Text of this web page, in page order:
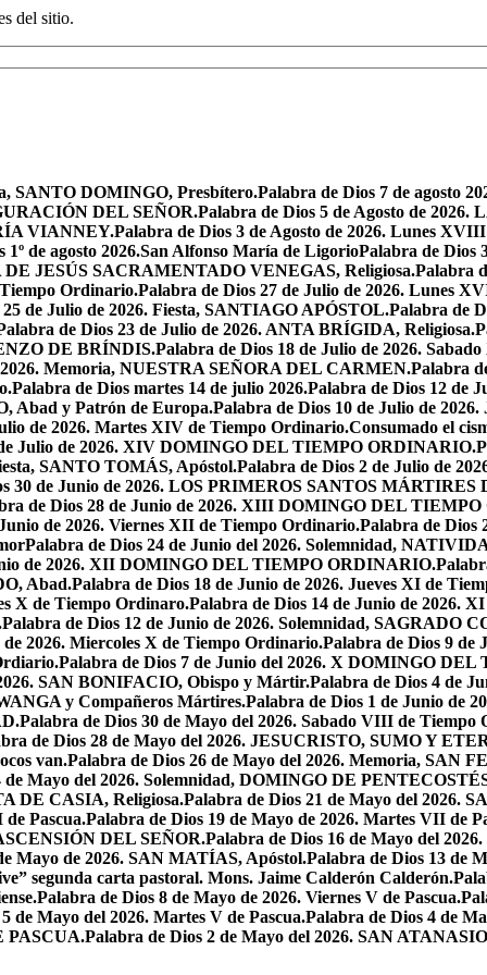
del sitio.
SANTO DOMINGO, Presbítero.Palabra de Dios 7 de agosto
DEL SEÑOR.Palabra de Dios 5 de Agosto de
VIANNEY.Palabra de Dios 3 de Agosto de 2026. Lunes
1º de agosto 2026.San Alfonso María de LigorioPalabra de Dios
JESÚS SACRAMENTADO VENEGAS, Religiosa.Palabra
Ordinario.Palabra de Dios 27 de Julio de 2026. Lunes
de Julio de 2026. Fiesta, SANTIAGO APÓSTOL.Palabra de
de Dios 23 de Julio de 2026. ANTA BRÍGIDA, Religiosa.
DE BRÍNDIS.Palabra de Dios 18 de Julio de 2026.
2026. Memoria, NUESTRA SEÑORA DEL CARMEN.Palabra
Palabra de Dios martes 14 de julio 2026.Palabra de Dios 12 de
Abad y Patrón de Europa.Palabra de Dios 10 de Julio de
de 2026. Martes XIV de Tiempo Ordinario.Consumado el
Julio de 2026. XIV DOMINGO DEL TIEMPO ORDINARIO.
SANTO TOMÁS, Apóstol.Palabra de Dios 2 de Julio de
30 de Junio de 2026. LOS PRIMEROS SANTOS
de Dios 28 de Junio de 2026. XIII DOMINGO DEL
de 2026. Viernes XII de Tiempo Ordinario.Palabra de Dios
Palabra de Dios 24 de Junio del 2026. Solemnidad,
de 2026. XII DOMINGO DEL TIEMPO ORDINARIO.
Abad.Palabra de Dios 18 de Junio de 2026. Jueves XI de
X de Tiempo Ordinaro.Palabra de Dios 14 de Junio de
Palabra de Dios 12 de Junio de 2026. Solemnidad, SAGRADO
2026. Miercoles X de Tiempo Ordinario.Palabra de Dios 9 de
Palabra de Dios 7 de Junio del 2026. X DOMINGO
SAN BONIFACIO, Obispo y Mártir.Palabra de Dios 4 de
y Compañeros Mártires.Palabra de Dios 1 de Junio de
Palabra de Dios 30 de Mayo del 2026. Sabado VIII de Tiempo
de Dios 28 de Mayo del 2026. JESUCRISTO, SUMO Y
van.Palabra de Dios 26 de Mayo del 2026. Memoria, SAN
de Mayo del 2026. Solemnidad, DOMINGO DE
DE CASIA, Religiosa.Palabra de Dios 21 de Mayo del 2026.
Pascua.Palabra de Dios 19 de Mayo de 2026. Martes VII de
DEL SEÑOR.Palabra de Dios 16 de Mayo del
Mayo de 2026. SAN MATÍAS, Apóstol.Palabra de Dios 13 de
segunda carta pastoral. Mons. Jaime Calderón Calderón.
Palabra de Dios 8 de Mayo de 2026. Viernes V de Pascua.
de Mayo del 2026. Martes V de Pascua.Palabra de Dios 4 de
PASCUA.Palabra de Dios 2 de Mayo del 2026. SAN